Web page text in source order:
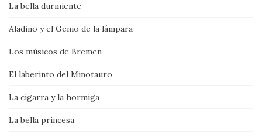
La bella durmiente
Aladino y el Genio de la lámpara
Los músicos de Bremen
El laberinto del Minotauro
La cigarra y la hormiga
La bella princesa